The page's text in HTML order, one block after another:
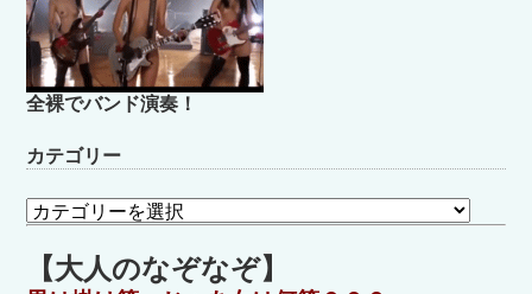
全裸でバンド演奏！
カテゴリー
カ
テ
ゴ
リ【大人のなぞなぞ】